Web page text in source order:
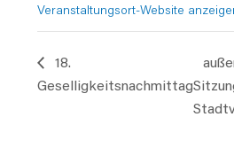
Veranstaltungsort-Website
18.
Geselligkeitsnachmittag